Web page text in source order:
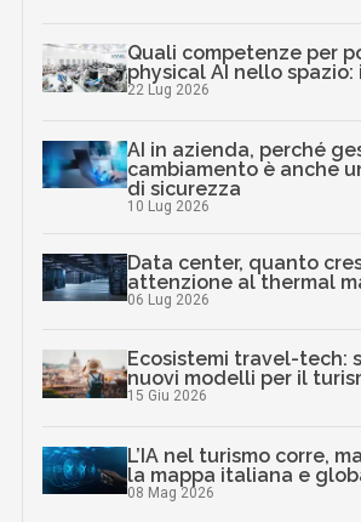
Quali competenze per
physical AI nello
22 Lug 2026
AI in azienda, perché
cambiamento è anche
di sicurezza
10 Lug 2026
Data center, quanto
attenzione al thermal
06 Lug 2026
Ecosistemi travel-tech:
nuovi modelli per il
15 Giu 2026
L’IA nel turismo corre,
la mappa italiana e
08 Mag 2026